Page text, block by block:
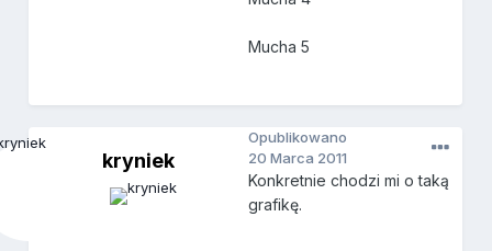
Mucha 5
kryniek
Opublikowano
20 Marca 2011
Konkretnie chodzi mi o taką
grafikę.